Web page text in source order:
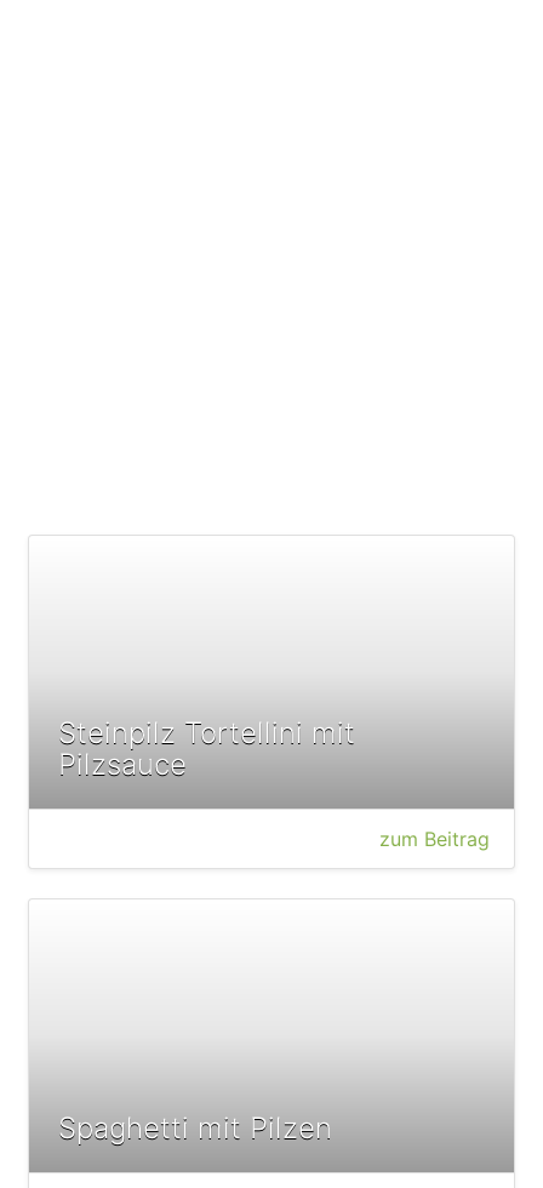
Steinpilz Tortellini mit
Pilzsauce
zum Beitrag
Spaghetti mit Pilzen